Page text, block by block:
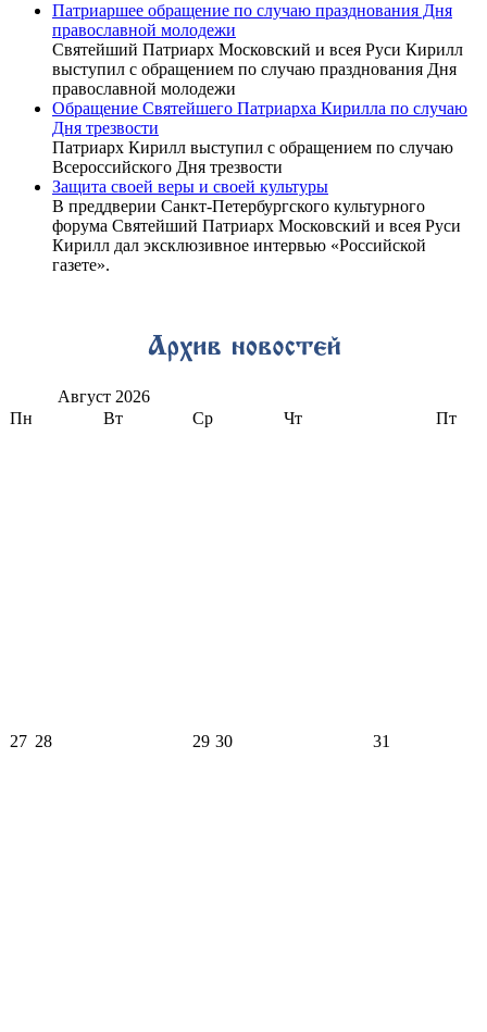
Патриаршее обращение по случаю празднования Дня
православной молодежи
Святейший Патриарх Московский и всея Руси Кирилл
выступил с обращением по случаю празднования Дня
православной молодежи
Обращение Святейшего Патриарха Кирилла по случаю
Дня трезвости
Патриарх Кирилл выступил с обращением по случаю
Всероссийского Дня трезвости
Защита своей веры и своей культуры
В преддверии Санкт-Петербургского культурного
форума Святейший Патриарх Московский и всея Руси
Кирилл дал эксклюзивное интервью «Российской
газете».
Август 2026
Пн
Вт Ср Чт Пт
27 28 29 30 31